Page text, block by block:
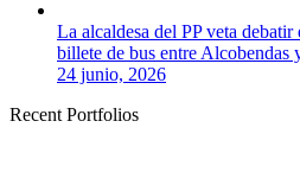
La alcaldesa del PP veta
billete de bus entre Alcobendas
24 junio, 2026
Recent Portfolios